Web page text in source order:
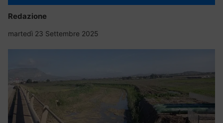
Redazione
martedì 23 Settembre 2025